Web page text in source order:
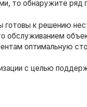
то обнаружите
к решению
обслуживанием
оптимальную
с целью